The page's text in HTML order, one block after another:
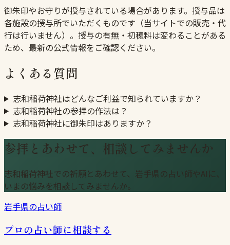
御朱印やお守りが授与されている場合があります。授与品は
各施設の授与所でいただくものです（当サイトでの販売・代
行は行いません）。授与の有無・初穂料は変わることがある
ため、最新の公式情報をご確認ください。
よくある質問
志和稲荷神社はどんなご利益で知られていますか？
志和稲荷神社の参拝の作法は？
志和稲荷神社に御朱印はありますか？
参拝とあわせて、相談してみませんか
志和稲荷神社での祈願とあわせて、岩手県の占い師やAIに、
いまの悩みを相談してみませんか。
岩手県の占い師
プロの占い師に相談する